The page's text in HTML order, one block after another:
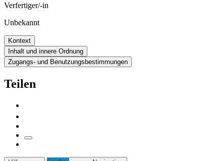
Verfertiger/-in
Unbekannt
Kontext
Inhalt und innere Ordnung
Zugangs- und Benutzungsbestimmungen
Teilen